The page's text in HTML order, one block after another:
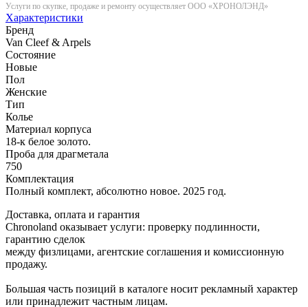
Услуги по скупке, продаже и ремонту осуществляет ООО «ХРОНОЛЭНД»
Характеристики
Бренд
Van Cleef & Arpels
Состояние
Новые
Пол
Женские
Тип
Колье
Материал корпуса
18-к белое золото.
Проба для драгметала
750
Комплектация
Полный комплект, абсолютно новое. 2025 год.
Доставка, оплата и гарантия
Chronoland оказывает услуги: проверку подлинности,
гарантию сделок
между физлицами, агентские соглашения и комиссионную
продажу.
Большая часть позиций в каталоге носит рекламный характер
или принадлежит частным лицам.